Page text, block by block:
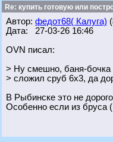
Re: купить готовую или
Автор: федот68( Калуга)
Дата: 27-03-26 16:46
OVN писал:
> Ну смешно, баня-бочка
> сложил сруб 6x3, да
В Рыбинске это не
Особенно если из бруса